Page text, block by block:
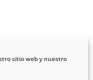
sitio web y nuestro